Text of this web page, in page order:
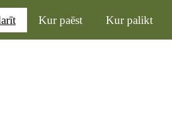
Kur paēst Kur palikt